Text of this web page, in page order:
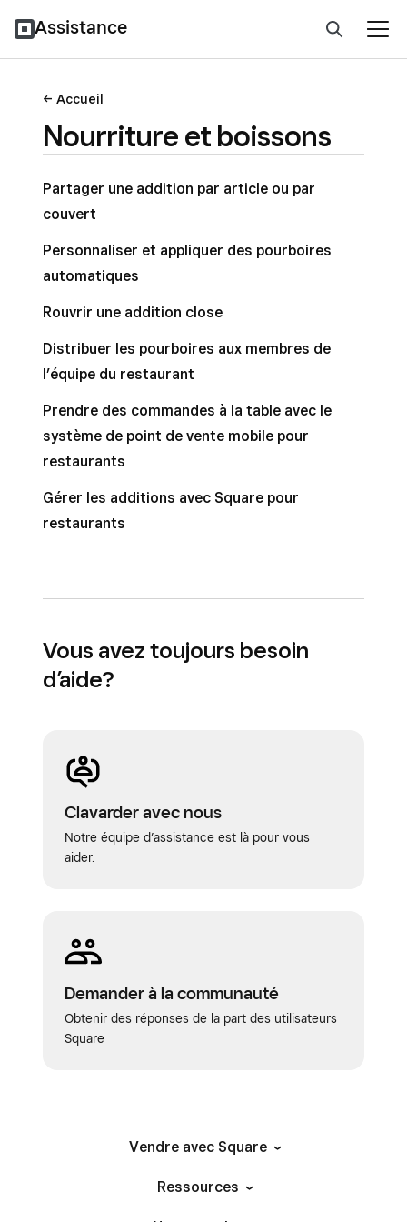
Assistance
Accueil
Nourriture et boissons
Partager une addition par article ou par
couvert
Personnaliser et appliquer des pourboires
automatiques
Rouvrir une addition close
Distribuer les pourboires aux membres de
l’équipe du restaurant
Prendre des commandes à la table avec le
système de point de vente mobile pour
restaurants
Gérer les additions avec Square pour
restaurants
Vous avez toujours besoin
d’aide?
Clavarder avec nous
Notre équipe d’assistance est là pour vous
aider.
Demander à la communauté
Obtenir des réponses de la part des utilisateurs
Square
Vendre avec Square
Ressources